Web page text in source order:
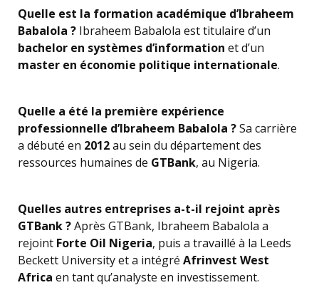
Quelle est la formation académique d’Ibraheem
Babalola ? Ibraheem Babalola est titulaire d’un
bachelor en systèmes d’information et d’un
master en économie politique internationale.
Quelle a été la première expérience
professionnelle d’Ibraheem Babalola ?Sa carrière
a débuté en 2012au sein du département des
ressources humaines de GTBank, au Nigeria.
Quelles autres entreprises a-t-il rejoint après
GTBank ?Après GTBank, Ibraheem Babalola a
rejoint Forte Oil Nigeria, puis a travaillé à la Leeds
Beckett University et a intégré Afrinvest West
Africa en tant qu’analyste en investissement.